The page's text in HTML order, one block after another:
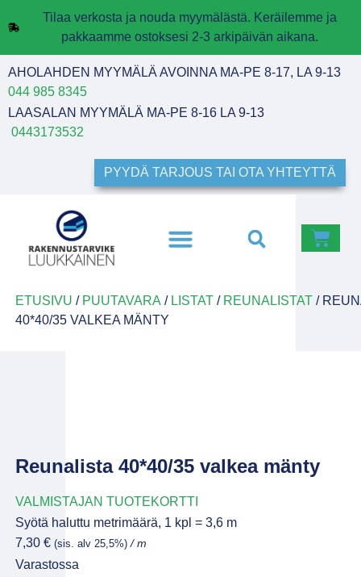
Tilaa verkosta ja nouda myymälästä. Keräilemme ja
pakkaamme ostoksesi 2-3 arkipäivän aikana.
AHOLAHDEN MYYMÄLÄ AVOINNA MA-PE 8-17, LA 9-13
044 985 8345
LAASALAN MYYMÄLÄ MA-PE 8-16 LA 9-13
0443173532
PYYDÄ TARJOUS TAI OTA YHTEYTTÄ
ETUSIVU / PUUTAVARA / LISTAT/ REUNALISTAT/
40*40/35 VALKEA MÄNTY
Reunalista 40*40/35 valkea mänty
VALMISTAJAN TUOTEKORTTI
Syötä haluttu metrimäärä, 1 kpl = 3,6 m
7,30 € (sis. alv 25,5%)/ m
Varastossa